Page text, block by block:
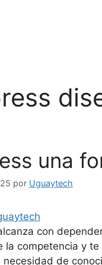
una
por Uguaytech
con
la competencia y
necesidad de